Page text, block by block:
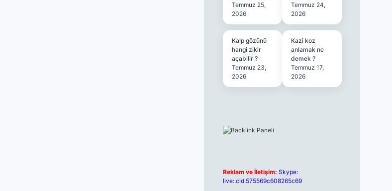
Temmuz 25,
2026
Temmuz 24,
2026
Kalp gözünü
hangi zikir
açabilir ?
Temmuz 23,
2026
Kazi koz
anlamak ne
demek ?
Temmuz 17,
2026
Reklam ve İletişim: Skype:
live:.cid.575569c608265c69